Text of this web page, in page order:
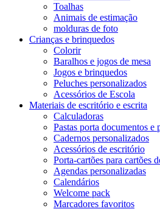
Toalhas
Animais de estimação
molduras de foto
Crianças e brinquedos
Colorir
Baralhos e jogos de mesa
Jogos e brinquedos
Peluches personalizados
Acessórios de Escola
Materiais de escritório e escrita
Calculadoras
Pastas porta documentos e
Cadernos personalizados
Acessórios de escritório
Porta-cartões para cartões
Agendas personalizadas
Calendários
Welcome pack
Marcadores favoritos